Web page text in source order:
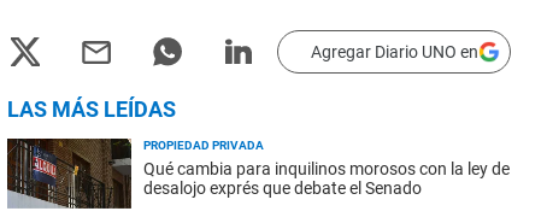
Agregar Diario UNO en
LAS MÁS LEÍDAS
PROPIEDAD PRIVADA
Qué cambia para inquilinos morosos con la ley de
desalojo exprés que debate el Senado